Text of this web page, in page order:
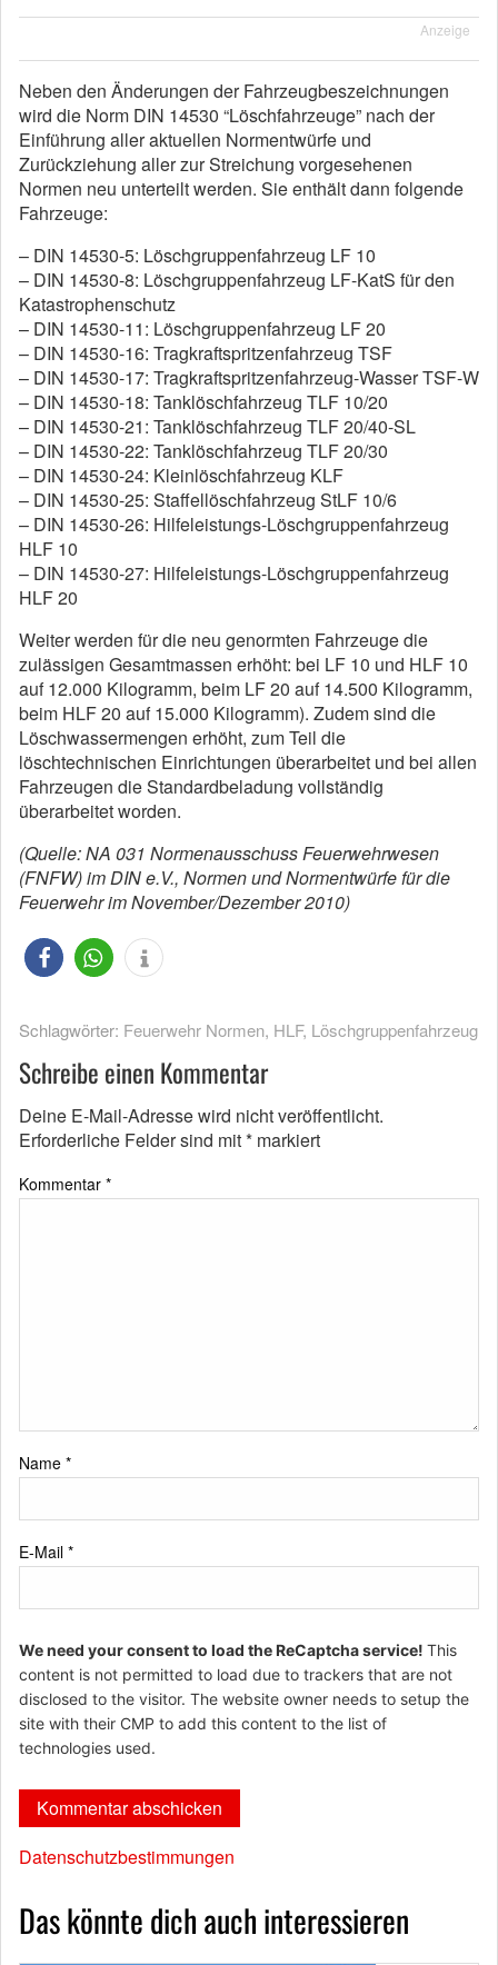
Anzeige
Neben den Änderungen der Fahrzeugbeszeichnungen
wird die Norm DIN 14530 “Löschfahrzeuge” nach der
Einführung aller aktuellen Normentwürfe und
Zurückziehung aller zur Streichung vorgesehenen
Normen neu unterteilt werden. Sie enthält dann folgende
Fahrzeuge:
– DIN 14530-5: Löschgruppenfahrzeug LF 10
– DIN 14530-8: Löschgruppenfahrzeug LF-KatS für den
Katastrophenschutz
– DIN 14530-11: Löschgruppenfahrzeug LF 20
– DIN 14530-16: Tragkraftspritzenfahrzeug TSF
– DIN 14530-17: Tragkraftspritzenfahrzeug-Wasser TSF-W
– DIN 14530-18: Tanklöschfahrzeug TLF 10/20
– DIN 14530-21: Tanklöschfahrzeug TLF 20/40-SL
– DIN 14530-22: Tanklöschfahrzeug TLF 20/30
– DIN 14530-24: Kleinlöschfahrzeug KLF
– DIN 14530-25: Staffellöschfahrzeug StLF 10/6
– DIN 14530-26: Hilfeleistungs-Löschgruppenfahrzeug
HLF 10
– DIN 14530-27: Hilfeleistungs-Löschgruppenfahrzeug
HLF 20
Weiter werden für die neu genormten Fahrzeuge die
zulässigen Gesamtmassen erhöht: bei LF 10 und HLF 10
auf 12.000 Kilogramm, beim LF 20 auf 14.500 Kilogramm,
beim HLF 20 auf 15.000 Kilogramm). Zudem sind die
Löschwassermengen erhöht, zum Teil die
löschtechnischen Einrichtungen überarbeitet und bei allen
Fahrzeugen die Standardbeladung vollständig
überarbeitet worden.
(Quelle: NA 031 Normenausschuss Feuerwehrwesen
(FNFW) im DIN e.V., Normen und Normentwürfe für die
Feuerwehr im November/Dezember 2010)
Schlagwörter: Feuerwehr Normen, HLF, Löschgruppenfahrzeug
Schreibe einen Kommentar
Deine E-Mail-Adresse wird nicht veröffentlicht.
Erforderliche Felder sind mit* markiert
Kommentar *
Name *
E-Mail *
We need your consent to load the ReCaptcha service! This
content is not permitted to load due to trackers that are not
disclosed to the visitor. The website owner needs to setup the
site with their CMP to add this content to the list of
technologies used.
Datenschutzbestimmungen
Das könnte dich auch interessieren